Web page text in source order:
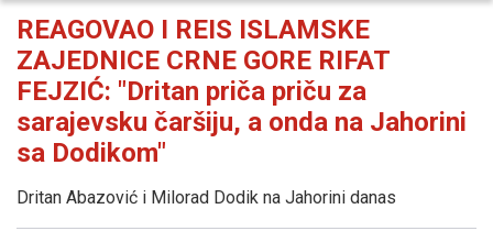
REAGOVAO I REIS ISLAMSKE
ZAJEDNICE CRNE GORE RIFAT
FEJZIĆ: "Dritan priča priču za
sarajevsku čaršiju, a onda na Jahorini
sa Dodikom"
Dritan Abazović i Milorad Dodik na Jahorini danas